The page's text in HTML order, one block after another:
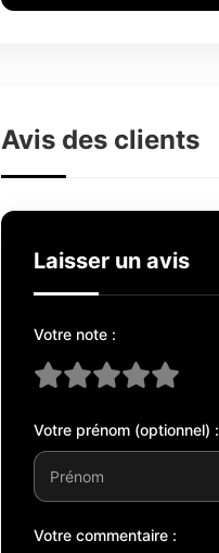
Avis des clients
Laisser un avis
Votre note :
Votre prénom (optionnel) :
Votre commentaire :